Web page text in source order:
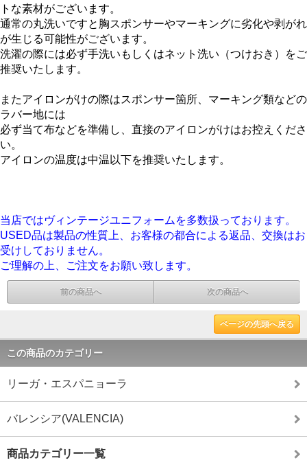
トな素材がございます。
通常の丸洗いですと胸スポンサーやマーキングに劣化や剥がれ
が生じる可能性がございます。
洗濯の際には必ず手洗いもしくはネット洗い（つけおき）をご
推奨いたします。
またアイロンがけの際はスポンサー箇所、マーキング類などの
ラバー地には
必ず当て布などを準備し、直接のアイロンがけはお控えくださ
い。
アイロンの温度は中温以下を推奨いたします。
当店ではヴィンテージユニフォームを多数扱っております。
USED品は製品の性質上、お客様の都合による返品、交換はお
受けしておりません。
ご理解の上、ご注文をお願い致します。
前の商品へ 次の商品へ
ページの先頭へ戻る
この商品のカテゴリー
リーガ・エスパニョーラ
バレンシア(VALENCIA)
商品カテゴリー一覧